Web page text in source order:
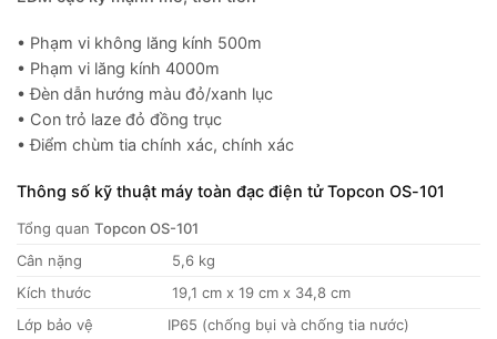
• Phạm vi không lăng kính 500m
• Phạm vi lăng kính 4000m
• Đèn dẫn hướng màu đỏ/xanh lục
• Con trỏ laze đỏ đồng trục
• Điểm chùm tia chính xác, chính xác
Thông số kỹ thuật máy toàn đạc điện tử Topcon OS-101
Tổng quan Topcon OS-101
Cân nặng
5,6 kg
Kích thước
19,1 cm x 19 cm x 34,8 cm
Lớp bảo vệ
IP65 (chống bụi và chống tia nước)